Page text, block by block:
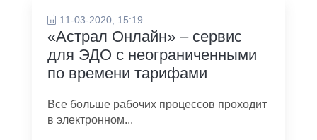
11-03-2020, 15:19
«Астрал Онлайн» – сервис
для ЭДО с неограниченными
по времени тарифами
Все больше рабочих процессов проходит
в электронном...